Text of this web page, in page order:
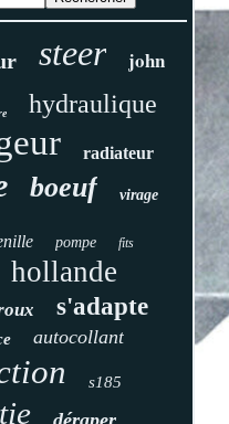
steer john
hydraulique
radiateur
boeuf virage
pompe fits
hollande
s'adapte
autocollant
s185